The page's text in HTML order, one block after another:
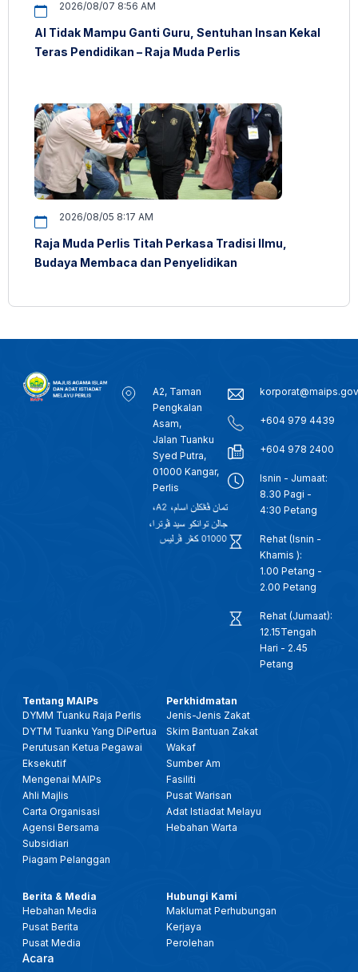
2026/08/07 8:56 AM
AI Tidak Mampu Ganti Guru, Sentuhan Insan Kekal
Teras Pendidikan – Raja Muda Perlis
2026/08/05 8:17 AM
Raja Muda Perlis Titah Perkasa Tradisi Ilmu,
Budaya Membaca dan Penyelidikan
A2, Taman
Pengkalan
Asam,
Jalan Tuanku
Syed Putra,
01000 Kangar,
Perlis
+604 979 4439
+604 978 2400
Isnin - Jumaat:
8.30 Pagi -
4:30 Petang
Rehat (Isnin -
Khamis ):
1.00 Petang -
2.00 Petang
Rehat (Jumaat):
12.15Tengah
Hari - 2.45
Petang
Tentang MAIPs
DYMM Tuanku Raja Perlis
DYTM Tuanku Yang DiPertua
Perutusan Ketua Pegawai
Eksekutif
Mengenai MAIPs
Ahli Majlis
Carta Organisasi
Agensi Bersama
Subsidiari
Piagam Pelanggan
Perkhidmatan
Jenis-Jenis Zakat
Skim Bantuan Zakat
Wakaf
Sumber Am
Fasiliti
Pusat Warisan
Adat Istiadat Melayu
Hebahan Warta
Berita & Media
Hebahan Media
Pusat Berita
Pusat Media
Acara
Hubungi Kami
Maklumat Perhubungan
Kerjaya
Perolehan